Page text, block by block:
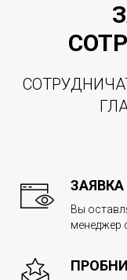
ЗАЯВКА
Вы
менеджер